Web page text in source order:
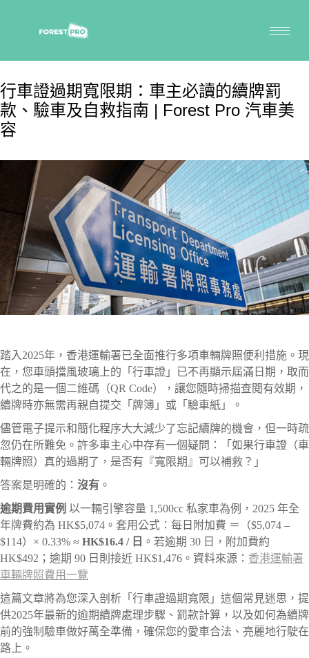
行車證過期寬限期：車主必讀的續牌罰
款、驗車及自救指南 | Forest Pro 汽車美
容
踏入2025年，香港運輸署已全面推行多項車輛牌照便利措施。現
在，您車頭擋風玻璃上的「行車證」已不再顯示屆滿日期，取而
代之的是一個二維碼（QR Code），讓您隨時掃描查閱有效期，
續牌時亦無需再親自提交「牌簿」或「驗車紙」。
儘管電子提示和簡化程序大大減少了忘記續牌的機會，但一時疏
忽仍在所難免。許多車主心中存有一個疑問：「如果行車證（車
輛牌照）真的過期了，是否有『寬限期』可以補救？」
答案是明確的： 沒有 。
逾期費用實例 以一輛引擎容量 1,500cc 私家車為例，2025 年全
年牌費約為 HK$5,074。套用公式：每日附加費 ＝（$5,074 –
$114）× 0.33% ≈ HK$16.4 / 日 。若逾期 30 日，附加費約
HK$492；逾期 90 日則接近 HK$1,476。資料來源： 香港運輸署
車輛牌照費用一覽
這篇文章將為您深入剖析「行車證過期寬限」這個常見迷思，提
供2025年最新的逾期續牌處理步驟、罰款計算，以及如何為續牌
前的強制驗車做好萬全準備，確保您的愛車合法、亮麗地行駛在
路上。